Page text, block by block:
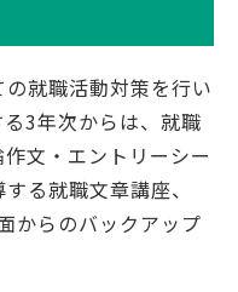
就職活動対策を行い
3年次からは、就職
文・エントリーシー
る就職文章講座、
からのバックアップ